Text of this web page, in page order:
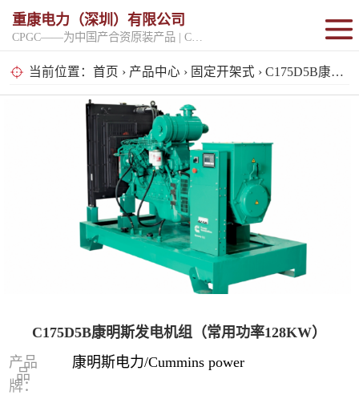
重康电力（深圳）有限公司
当前位置： 首页 › 产品中心 › 固定开架式 › C175D5B康明斯发电机组（常用功率128KW）
C175D5B康明斯发电机组（常用功率128KW）
产品
品
牌：
康明斯电力/Cummins power
固定开架式